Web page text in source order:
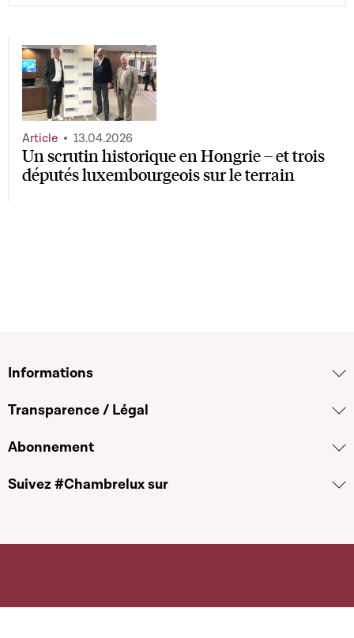
Un scrutin historique en Hongrie – et trois
députés luxembourgeois sur le terrain
Article 13.04.2026
Informations
Transparence / Légal
Abonnement
Suivez #Chambrelux sur